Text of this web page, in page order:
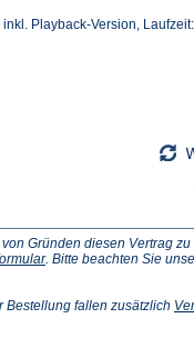
Playback-Version,
Gründen diesen Vertrag
(Öffnet
neuen
. Bitte beachten Sie
Bestellung fallen zusätzlich